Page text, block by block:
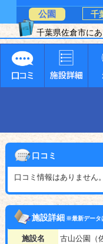
公園
千
千葉県佐倉市に
口コミ
口コミ情報はありません。
施設詳細
※最新データ
施設名 古山公園（